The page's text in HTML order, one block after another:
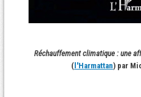
Réchauffement climatique : une
(l'Harmattan) par